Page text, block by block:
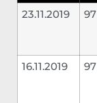
23.11.2019 97
16.11.2019 97